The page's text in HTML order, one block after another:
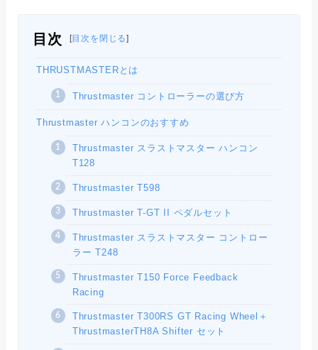
目次 目次を閉じる
THRUSTMASTERとは
Thrustmaster コントローラーの選び方
Thrustmaster ハンコンのおすすめ
Thrustmaster スラストマスター ハンコン
T128
Thrustmaster T598
Thrustmaster T-GT II ペダルセット
Thrustmaster スラストマスター コントロー
ラー T248
Thrustmaster T150 Force Feedback
Racing
Thrustmaster T300RS GT Racing Wheel＋
ThrustmasterTH8A Shifter セット